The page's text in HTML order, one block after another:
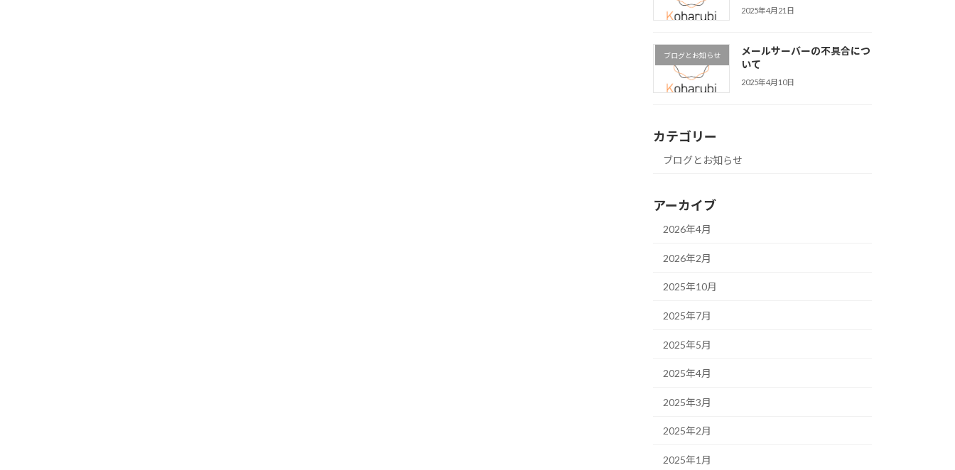
2025年4月21日
ブログとお知らせ
メールサーバーの不具合につ
いて
2025年4月10日
カテゴリー
ブログとお知らせ
アーカイブ
2026年4月
2026年2月
2025年10月
2025年7月
2025年5月
2025年4月
2025年3月
2025年2月
2025年1月